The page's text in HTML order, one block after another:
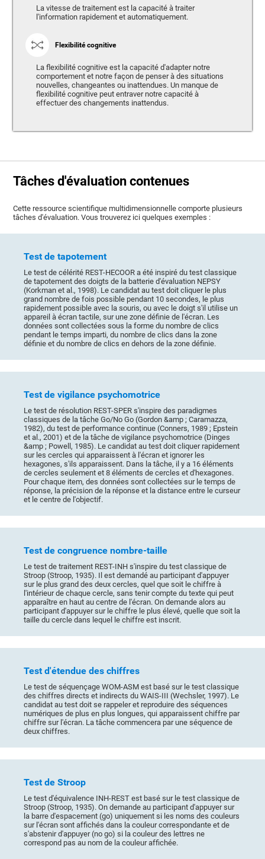
La vitesse de traitement est la capacité à traiter
l'information rapidement et automatiquement.
Flexibilité cognitive
La flexibilité cognitive est la capacité d'adapter notre
comportement et notre façon de penser à des situations
nouvelles, changeantes ou inattendues. Un manque de
flexibilité cognitive peut entraver notre capacité à
effectuer des changements inattendus.
Tâches d'évaluation contenues
Cette ressource scientifique multidimensionnelle comporte plusieurs
tâches d'évaluation. Vous trouverez ici quelques exemples :
Test de tapotement
Le test de célérité REST-HECOOR a été inspiré du test classique
de tapotement des doigts de la batterie d'évaluation NEPSY
(Korkman et al., 1998). Le candidat au test doit cliquer le plus
grand nombre de fois possible pendant 10 secondes, le plus
rapidement possible avec la souris, ou avec le doigt s'il utilise un
appareil à écran tactile, sur une zone définie de l'écran. Les
données sont collectées sous la forme du nombre de clics
pendant le temps imparti, du nombre de clics dans la zone
définie et du nombre de clics en dehors de la zone définie.
Test de vigilance psychomotrice
Le test de résolution REST-SPER s'inspire des paradigmes
classiques de la tâche Go/No Go (Gordon &amp ; Caramazza,
1982), du test de performance continue (Conners, 1989 ; Epstein
et al., 2001) et de la tâche de vigilance psychomotrice (Dinges
&amp ; Powell, 1985). Le candidat au test doit cliquer rapidement
sur les cercles qui apparaissent à l'écran et ignorer les
hexagones, s'ils apparaissent. Dans la tâche, il y a 16 éléments
de cercles seulement et 8 éléments de cercles et d'hexagones.
Pour chaque item, des données sont collectées sur le temps de
réponse, la précision de la réponse et la distance entre le curseur
et le centre de l'objectif.
Test de congruence nombre-taille
Le test de traitement REST-INH s'inspire du test classique de
Stroop (Stroop, 1935). Il est demandé au participant d'appuyer
sur le plus grand des deux cercles, quel que soit le chiffre à
l'intérieur de chaque cercle, sans tenir compte du texte qui peut
apparaître en haut au centre de l'écran. On demande alors au
participant d'appuyer sur le chiffre le plus élevé, quelle que soit la
taille du cercle dans lequel le chiffre est inscrit.
Test d'étendue des chiffres
Le test de séquençage WOM-ASM est basé sur le test classique
des chiffres directs et indirects du WAIS-III (Wechsler, 1997). Le
candidat au test doit se rappeler et reproduire des séquences
numériques de plus en plus longues, qui apparaissent chiffre par
chiffre sur l'écran. La tâche commencera par une séquence de
deux chiffres.
Test de Stroop
Le test d'équivalence INH-REST est basé sur le test classique de
Stroop (Stroop, 1935). On demande au participant d'appuyer sur
la barre d'espacement (go) uniquement si les noms des couleurs
sur l'écran sont affichés dans la couleur correspondante et de
s'abstenir d'appuyer (no go) si la couleur des lettres ne
correspond pas au nom de la couleur affichée.